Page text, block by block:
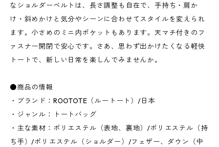
なショルダーベルトは、長さ調整も自在で、手持ち・肩か
け・斜めかけと気分やシーンに合わせてスタイルを変えられ
ます。小さめのミニ内ポケットもあります。天マチ付きのフ
ァスナー開閉で安心です。さあ、思わず出かけたくなる軽快
トートで、新しい日常を楽しんでみませんか。
●商品の情報
・ブランド：ROOTOTE（ルートート）/日本
・ジャンル：トートバッグ
・主な素材：ポリエステル（表地、裏地）/ポリエステル（持
ち手）/ポリエステル（ショルダー）/フェザー、ダウン（中